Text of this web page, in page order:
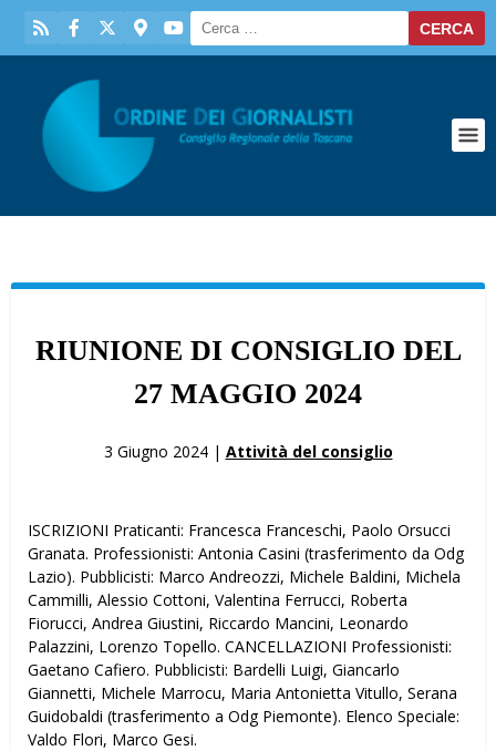
RIUNIONE DI CONSIGLIO DEL
27 MAGGIO 2024
3 Giugno 2024 | Attività del consiglio
ISCRIZIONI Praticanti: Francesca Franceschi, Paolo Orsucci
Granata. Professionisti: Antonia Casini (trasferimento da Odg
Lazio). Pubblicisti: Marco Andreozzi, Michele Baldini, Michela
Cammilli, Alessio Cottoni, Valentina Ferrucci, Roberta
Fiorucci, Andrea Giustini, Riccardo Mancini, Leonardo
Palazzini, Lorenzo Topello. CANCELLAZIONI Professionisti:
Gaetano Cafiero. Pubblicisti: Bardelli Luigi, Giancarlo
Giannetti, Michele Marrocu, Maria Antonietta Vitullo, Serana
Guidobaldi (trasferimento a Odg Piemonte). Elenco Speciale:
Valdo Flori, Marco Gesi.